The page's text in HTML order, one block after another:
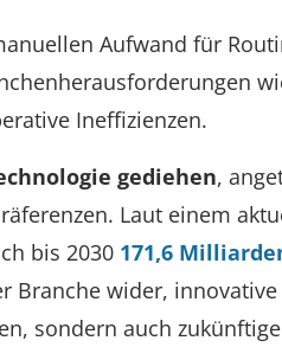
Aufwand für
Ineffizienzen.
gediehen,
Laut einem
bis 2030 171,6
Branche wider, innovative
sondern auch